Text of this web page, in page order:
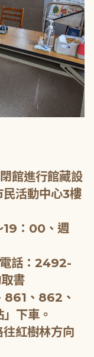
館進行館藏設
活動中心3樓
19：00、週
話：2492-
書
861、862、
下車。
紅樹林方向